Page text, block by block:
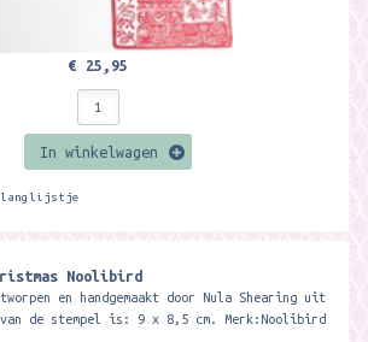
€ 25,95
In winkelwagen
Noolibird
en handgemaakt door Nula Shearing uit
van de stempel is: 9 x 8,5 cm. Merk:Noolibird